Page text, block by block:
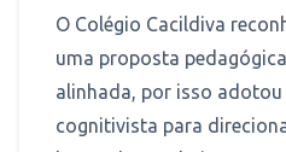
O Colégio Cacildiva
uma proposta
alinhada, por isso
cognitivista para